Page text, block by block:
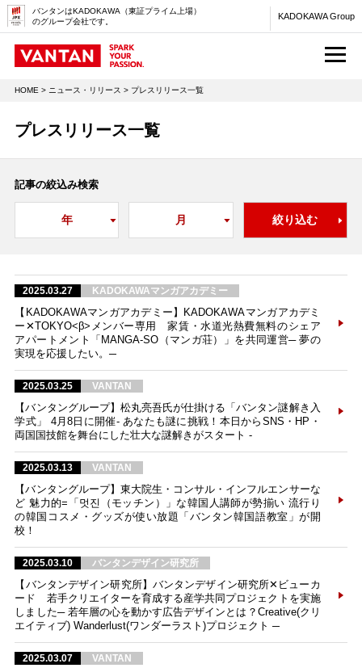
バンタンはKADOKAWA（東証プライム上場）
のグループ会社です。
KADOKAWA Group
HOME > ニュース・リリース > プレスリリース一覧
プレスリリース一覧
記事の絞込み検索
2025.03.27 KADOKAWAマンガアカデミー
【KADOKAWAマンガアカデミー】KADOKAWAマンガアカデミ
ー✕TOKYO<β>メンバー専用 家賃・水道光熱費無料のシェア
アパートメント「MANGA-SO（マンガ荘）」を共同運営─ 夢の
実現を応援したい。─
2025.03.25 VANTAN
【バンタングループ】松丸亮吾氏が仕掛ける「バンタン謎解き入
学式」 4月8日に開催- あなたも謎に挑戦！本日からSNS・HP・
両国国技館を舞台にした壮大な謎解きがスタート -
2025.03.13 VANTAN
【バンタングループ】東大院生・コンサル・インフルエンサーな
ど 魅力的=「멋진（モッチン）」な韓国人講師が勢揃い 流行り
の韓国コスメ・グッズが使い放題「バンタン韓国語教室」が開
校！
2025.03.10 バンタンデザイン研究所
【バンタンデザイン研究所】バンタンデザイン研究所✕ビューカ
ード 若手クリエイターを育成する産学共同プロジェクトを実施
しました─ 若年層の心を動かす広告デザインとは？Creative(クリ
エイティブ) Wanderlust(ワンダーラスト)プロジェクト ─
2025.03.07 VANTAN